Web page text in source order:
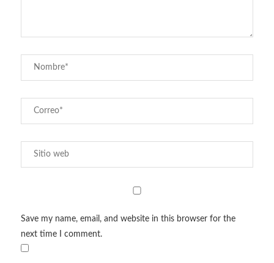
Save my name, email, and website in this browser for the
next time I comment.